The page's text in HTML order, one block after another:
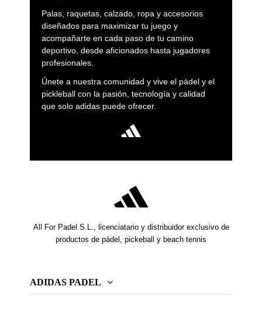
Palas, raquetas, calzado, ropa y accesorios
diseñados para maximizar tu juego y
acompañarte en cada paso de tu camino
deportivo, desde aficionados hasta jugadores
profesionales.
Únete a nuestra comunidad y vive el pádel y el
pickleball con la pasión, tecnología y calidad
que solo adidas puede ofrecer.
All For Padel S.L., licenciatario y distribuidor exclusivo de
productos de pádel, pickeball y beach tennis
ADIDAS PADEL